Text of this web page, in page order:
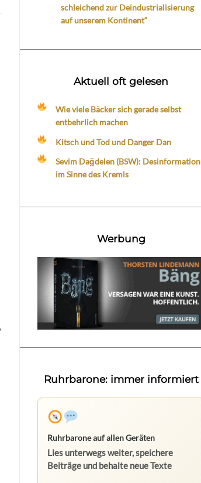
schleichend zur Deindustrialisierung
auf unserem Kontinent“
Aktuell oft gelesen
Wie viele Bäcker sich gerade selbst
entbehrlich machen
Kitsch und Tod und Danger Dan
Sevim Dağdelen (BSW): Desinformation
im Sinne des Kremls
Werbung
Ruhrbarone: immer informiert
Ruhrbarone auf allen Geräten
Lies unterwegs weiter, speichere
Beiträge und behalte neue Texte